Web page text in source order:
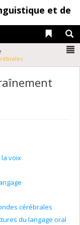
et de
Liens
la voix
cérébrales
du langage oral